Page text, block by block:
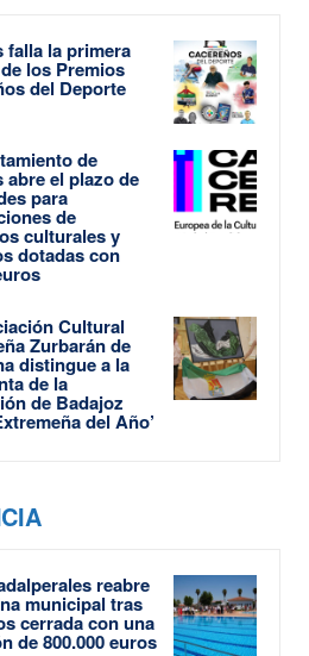
falla la primera
los Premios
del Deporte
de
abre el plazo de
para
de
culturales y
dotadas con
Cultural
Zurbarán de
distingue a la
de la
de Badajoz
del Año’
reabre
municipal tras
cerrada con una
de 800.000 euros